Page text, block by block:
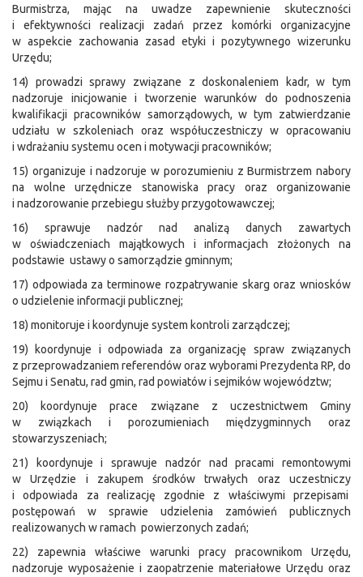
Burmistrza, mając na uwadze zapewnienie skuteczności
i efektywności realizacji zadań przez komórki organizacyjne
w aspekcie zachowania zasad etyki i pozytywnego wizerunku
Urzędu;
14) prowadzi sprawy związane z doskonaleniem kadr, w tym
nadzoruje inicjowanie i tworzenie warunków do podnoszenia
kwalifikacji pracowników samorządowych, w tym zatwierdzanie
udziału w szkoleniach oraz współuczestniczy w opracowaniu
i wdrażaniu systemu ocen i motywacji pracowników;
15) organizuje i nadzoruje w porozumieniu z Burmistrzem nabory
na wolne urzędnicze stanowiska pracy oraz organizowanie
i nadzorowanie przebiegu służby przygotowawczej;
16) sprawuje nadzór nad analizą danych zawartych
w oświadczeniach majątkowych i informacjach złożonych na
podstawie ustawy o samorządzie gminnym;
17) odpowiada za terminowe rozpatrywanie skarg oraz wniosków
o udzielenie informacji publicznej;
18) monitoruje i koordynuje system kontroli zarządczej;
19) koordynuje i odpowiada za organizację spraw związanych
z przeprowadzaniem referendów oraz wyborami Prezydenta RP, do
Sejmu i Senatu, rad gmin, rad powiatów i sejmików województw;
20) koordynuje prace związane z uczestnictwem Gminy
w związkach i porozumieniach międzygminnych oraz
stowarzyszeniach;
21) koordynuje i sprawuje nadzór nad pracami remontowymi
w Urzędzie i zakupem środków trwałych oraz uczestniczy
i odpowiada za realizację zgodnie z właściwymi przepisami
postępowań w sprawie udzielenia zamówień publicznych
realizowanych w ramach powierzonych zadań;
22) zapewnia właściwe warunki pracy pracownikom Urzędu,
nadzoruje wyposażenie i zaopatrzenie materiałowe Urzędu oraz